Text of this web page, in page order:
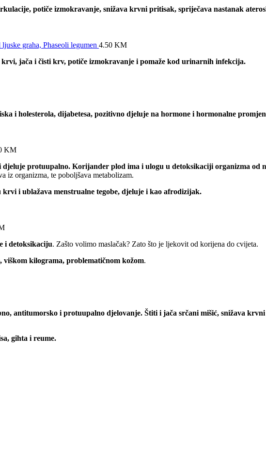
potiče izmokravanje, snižava krvni pritisak, spriječava nastanak
graha, Phaseoli legumen 4.50 KM
krvi, jača i čisti krv, potiče izmokravanje i pomaže kod urinarnih infekcija.
i holesterola, dijabetesa, pozitivno djeluje na hormone i hormonalne
KM
djeluje protuupalno. Korijander plod ima i ulogu u detoksikaciji organizma od
iz organizma, te poboljšava metabolizam.
krvi i ublažava menstrualne tegobe, djeluje i kao afrodizijak.
i detoksikaciju. Zašto volimo maslačak? Zato što je ljekovit od korijena do cvijeta.
viškom kilograma, problematičnom kožom.
antitumorsko i protuupalno djelovanje. Štiti i jača srčani mišić, snižava
gihta i reume.